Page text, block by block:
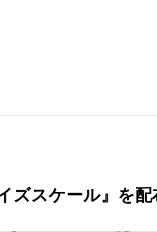
ズスケール』を配